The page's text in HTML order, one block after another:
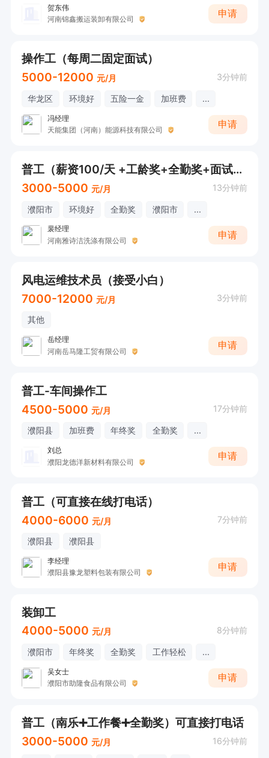
贺东伟
河南锦鑫搬运装卸有限公司
申请
操作工（每周二固定面试）
5000-12000 元/月 3分钟前
华龙区 环境好 五险一金 加班费 ...
冯经理
天能集团（河南）能源科技有限公司
申请
普工（薪资100/天 +工龄奖+全勤奖+面试直接打电话）
3000-5000 元/月 13分钟前
濮阳市 环境好 全勤奖 濮阳市 ...
裴经理
河南雅诗洁洗涤有限公司
申请
风电运维技术员（接受小白）
7000-12000 元/月 3分钟前
其他
岳经理
河南岳马隆工贸有限公司
申请
普工-车间操作工
4500-5000 元/月 17分钟前
濮阳县 加班费 年终奖 全勤奖 ...
刘总
濮阳龙德洋新材料有限公司
申请
普工（可直接在线打电话）
4000-6000 元/月 7分钟前
濮阳县 濮阳县
李经理
濮阳县豫龙塑料包装有限公司
申请
装卸工
4000-5000 元/月 8分钟前
濮阳市 年终奖 全勤奖 工作轻松 ...
吴女士
濮阳市助隆食品有限公司
申请
普工（南乐➕工作餐➕全勤奖）可直接打电话
3000-5000 元/月 16分钟前